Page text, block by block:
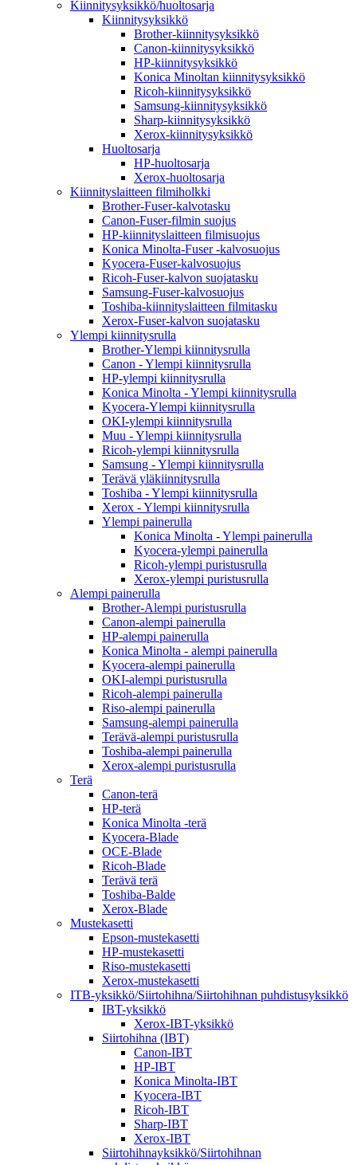
Kiinnitysyksikkö/huoltosarja
Kiinnitysyksikkö
Brother-kiinnitysyksikkö
Canon-kiinnitysyksikkö
HP-kiinnitysyksikkö
Konica Minoltan kiinnitysyksikkö
Ricoh-kiinnitysyksikkö
Samsung-kiinnitysyksikkö
Sharp-kiinnitysyksikkö
Xerox-kiinnitysyksikkö
Huoltosarja
HP-huoltosarja
Xerox-huoltosarja
Kiinnityslaitteen filmiholkki
Brother-Fuser-kalvotasku
Canon-Fuser-filmin suojus
HP-kiinnityslaitteen filmisuojus
Konica Minolta-Fuser -kalvosuojus
Kyocera-Fuser-kalvosuojus
Ricoh-Fuser-kalvon suojatasku
Samsung-Fuser-kalvosuojus
Toshiba-kiinnityslaitteen filmitasku
Xerox-Fuser-kalvon suojatasku
Ylempi kiinnitysrulla
Brother-Ylempi kiinnitysrulla
Canon - Ylempi kiinnitysrulla
HP-ylempi kiinnitysrulla
Konica Minolta - Ylempi kiinnitysrulla
Kyocera-Ylempi kiinnitysrulla
OKI-ylempi kiinnitysrulla
Muu - Ylempi kiinnitysrulla
Ricoh-ylempi kiinnitysrulla
Samsung - Ylempi kiinnitysrulla
Terävä yläkiinnitysrulla
Toshiba - Ylempi kiinnitysrulla
Xerox - Ylempi kiinnitysrulla
Ylempi painerulla
Konica Minolta - Ylempi painerulla
Kyocera-ylempi painerulla
Ricoh-ylempi puristusrulla
Xerox-ylempi puristusrulla
Alempi painerulla
Brother-Alempi puristusrulla
Canon-alempi painerulla
HP-alempi painerulla
Konica Minolta - alempi painerulla
Kyocera-alempi painerulla
OKI-alempi puristusrulla
Ricoh-alempi painerulla
Riso-alempi painerulla
Samsung-alempi painerulla
Terävä-alempi puristusrulla
Toshiba-alempi painerulla
Xerox-alempi puristusrulla
Terä
Canon-terä
HP-terä
Konica Minolta -terä
Kyocera-Blade
OCE-Blade
Ricoh-Blade
Terävä terä
Toshiba-Balde
Xerox-Blade
Mustekasetti
Epson-mustekasetti
HP-mustekasetti
Riso-mustekasetti
Xerox-mustekasetti
ITB-yksikkö/Siirtohihna/Siirtohihnan puhdistusyksikkö
IBT-yksikkö
Xerox-IBT-yksikkö
Siirtohihna (IBT)
Canon-IBT
HP-IBT
Konica Minolta-IBT
Kyocera-IBT
Ricoh-IBT
Sharp-IBT
Xerox-IBT
Siirtohihnayksikkö/Siirtohihnan